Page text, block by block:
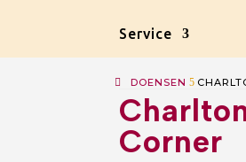
Service
DOENSEN 5
Corner